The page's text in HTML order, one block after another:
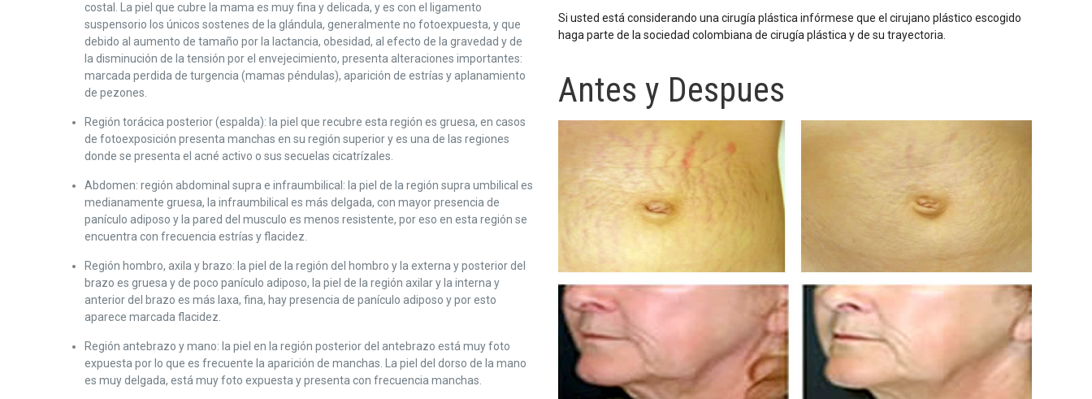
costal. La piel que cubre la mama es muy fina y delicada, y es con el ligamento
suspensorio los únicos sostenes de la glándula, generalmente no fotoexpuesta, y que
debido al aumento de tamaño por la lactancia, obesidad, al efecto de la gravedad y de
la disminución de la tensión por el envejecimiento, presenta alteraciones importantes:
marcada perdida de turgencia (mamas péndulas), aparición de estrías y aplanamiento
de pezones.
Región torácica posterior (espalda): la piel que recubre esta región es gruesa, en casos
de fotoexposición presenta manchas en su región superior y es una de las regiones
donde se presenta el acné activo o sus secuelas cicatrízales.
Abdomen: región abdominal supra e infraumbilical: la piel de la región supra umbilical es
medianamente gruesa, la infraumbilical es más delgada, con mayor presencia de
panículo adiposo y la pared del musculo es menos resistente, por eso en esta región se
encuentra con frecuencia estrías y flacidez.
Región hombro, axila y brazo: la piel de la región del hombro y la externa y posterior del
brazo es gruesa y de poco panículo adiposo, la piel de la región axilar y la interna y
anterior del brazo es más laxa, fina, hay presencia de panículo adiposo y por esto
aparece marcada flacidez.
Región antebrazo y mano: la piel en la región posterior del antebrazo está muy foto
expuesta por lo que es frecuente la aparición de manchas. La piel del dorso de la mano
es muy delgada, está muy foto expuesta y presenta con frecuencia manchas.
Si usted está considerando una cirugía plástica infórmese que el cirujano plástico escogido
haga parte de la sociedad colombiana de cirugía plástica y de su trayectoria.
Antes y Despues